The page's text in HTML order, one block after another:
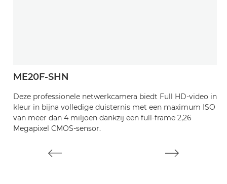
ME20F-SHN
Deze professionele netwerkcamera biedt Full HD-video in
kleur in bijna volledige duisternis met een maximum ISO
van meer dan 4 miljoen dankzij een full-frame 2,26
Megapixel CMOS-sensor.